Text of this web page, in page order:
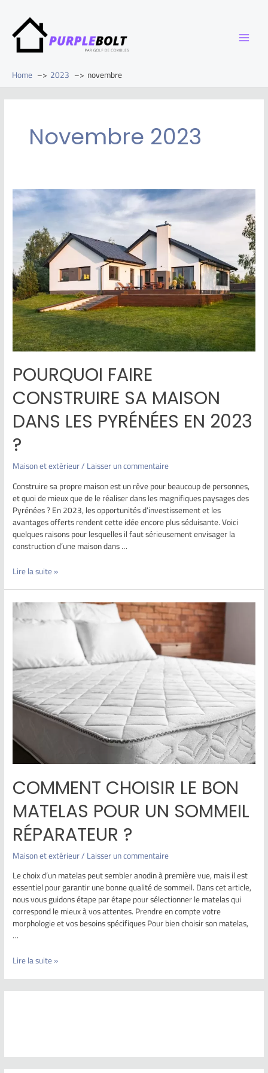
Home 2023 novembre
Novembre 2023
POURQUOI FAIRE
CONSTRUIRE SA MAISON
DANS LES PYRÉNÉES EN 2023
?
Maison et extérieur/Laisser un commentaire
Construire sa propre maison est un rêve pour beaucoup de personnes,
et quoi de mieux que de le réaliser dans les magnifiques paysages des
Pyrénées ? En 2023, les opportunités d’investissement et les
avantages offerts rendent cette idée encore plus séduisante. Voici
quelques raisons pour lesquelles il faut sérieusement envisager la
construction d’une maison dans …
Lire la suite »
COMMENT CHOISIR LE BON
MATELAS POUR UN SOMMEIL
RÉPARATEUR ?
Maison et extérieur/Laisser un commentaire
Le choix d’un matelas peut sembler anodin à première vue, mais il est
essentiel pour garantir une bonne qualité de sommeil. Dans cet article,
nous vous guidons étape par étape pour sélectionner le matelas qui
correspond le mieux à vos attentes. Prendre en compte votre
morphologie et vos besoins spécifiques Pour bien choisir son matelas,
…
Lire la suite »